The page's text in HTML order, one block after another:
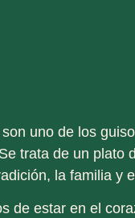
son uno de los
trata de un plato
la familia y
de estar en el